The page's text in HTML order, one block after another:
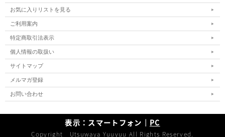
お気に入りリストを見る
ご利用案内
特定商取引法表示
個人情報の取扱い
サイトマップ
メルマガ登録
お問い合わせ
表示：スマートフォン｜ PC
Copyright Utsuwaya Yuuyuu All Rights Reserved.